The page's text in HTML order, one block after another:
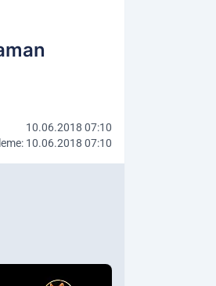
10.06.2018 07:10
10.06.2018 07:10